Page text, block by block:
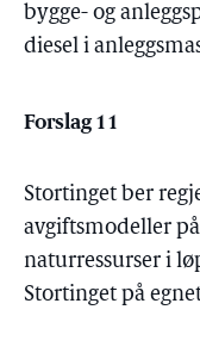
bygge- og
diesel i
Forslag 11
Stortinget ber
avgiftsmodeller
naturressurser i
Stortinget på